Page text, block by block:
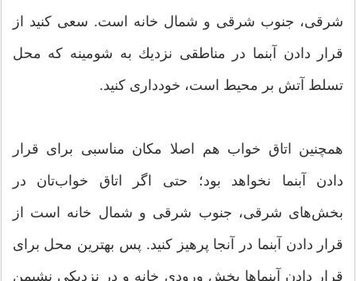
شرقی، جنوب شرقی و شمال خانه است. سعی كنید از
قرار دادن آبنما در مناطقی نزدیك به شومینه كه محل
تسلط آتش بر محیط است، خودداری كنید.
همچنین اتاق خواب هم اصلا مكان مناسبی برای قرار
دادن آبنما نخواهد بود؛ حتی اگر اتاق خواب‌تان در
بخش‌های شرقی، جنوب شرقی و شمال خانه است از
قرار دادن آبنما در آنجا پرهیز كنید. پس بهترین محل برای
قرار دادن آبنما‌ها بخش ورودی خانه و در نزدیكی نشیمن